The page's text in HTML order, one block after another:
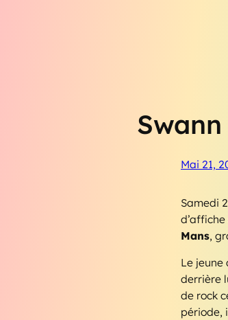
Mai 21,
Samedi
Mans,
Le
derrière
de rock
période,